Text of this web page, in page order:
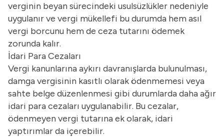
verginin beyan sürecindeki usulsüzlükler nedeniyle
uygulanır ve vergi mükellefi bu durumda hem asıl
vergi borcunu hem de ceza tutarını ödemek
zorunda kalır.
İdari Para Cezaları
Vergi kanunlarına aykırı davranışlarda bulunulması,
damga vergisinin kasıtlı olarak ödenmemesi veya
sahte belge düzenlenmesi gibi durumlarda daha ağır
idari para cezaları uygulanabilir. Bu cezalar,
ödenmeyen vergi tutarına ek olarak, idari
yaptırımlar da içerebilir.